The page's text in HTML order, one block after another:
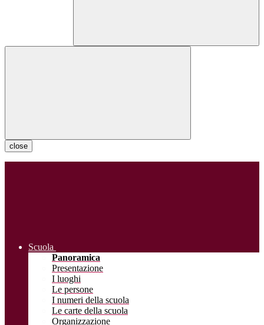
close
Scuola
Panoramica
Presentazione
I luoghi
Le persone
I numeri della scuola
Le carte della scuola
Organizzazione